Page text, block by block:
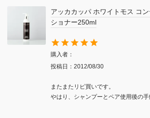
アッカカッパ ホワイトモス コン
ショナー250ml
購入者
投稿日
2012/08/30
またまたリピ買いです。
やはり、シャンプーとペア使用後の手